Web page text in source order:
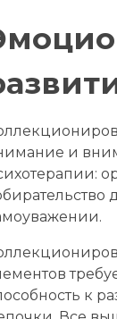
и
к